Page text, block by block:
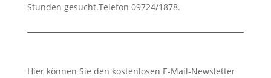
Stunden gesucht.Telefon 09724/1878.
Hier können Sie den kostenlosen E-Mail-Newsletter